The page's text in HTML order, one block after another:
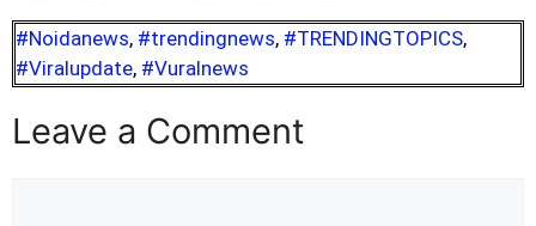
#Noidanews, #trendingnews, #TRENDINGTOPICS,
#Viralupdate, #Vuralnews
Leave a Comment